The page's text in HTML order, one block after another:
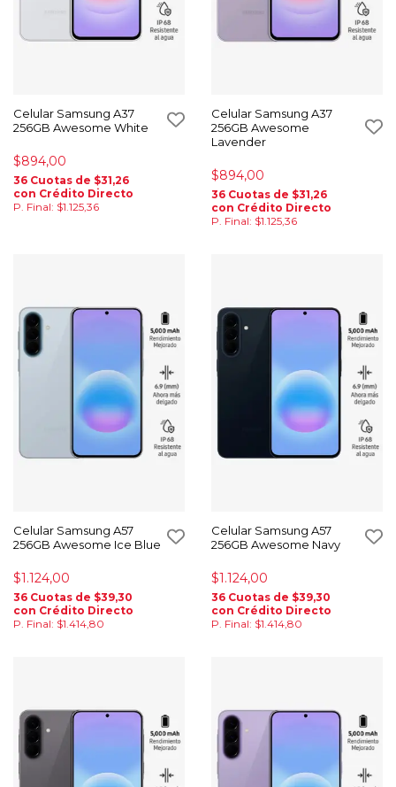
Celular Samsung A37
256GB Awesome White
$894,00
36 Cuotas de $31,26
con Crédito Directo
P. Final: $1.125,36
Celular Samsung A37
256GB Awesome
Lavender
$894,00
36 Cuotas de $31,26
con Crédito Directo
P. Final: $1.125,36
Celular Samsung A57
256GB Awesome Ice Blue
$1.124,00
36 Cuotas de $39,30
con Crédito Directo
P. Final: $1.414,80
Celular Samsung A57
256GB Awesome Navy
$1.124,00
36 Cuotas de $39,30
con Crédito Directo
P. Final: $1.414,80